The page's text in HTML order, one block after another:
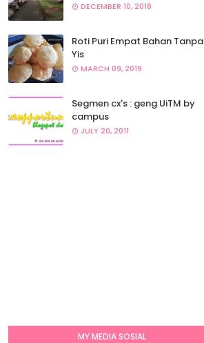
DECEMBER 10, 2018
Roti Puri Empat Bahan Tanpa
Yis
MARCH 09, 2019
Segmen cx's : geng UiTM by
campus
JULY 20, 2011
MY MEDIA SOSIAL